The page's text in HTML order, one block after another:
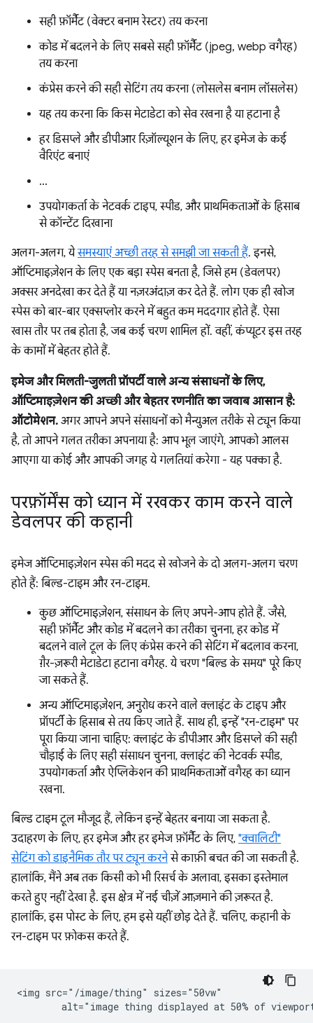
सही फ़ॉर्मैट (वेक्टर बनाम रेस्टर) तय करना
कोड में बदलने के लिए सबसे सही फ़ॉर्मैट (jpeg, webp वगैरह)
तय करना
कंप्रेस करने की सही सेटिंग तय करना (लोसलेस बनाम लॉसलेस)
यह तय करना कि किस मेटाडेटा को सेव रखना है या हटाना है
हर डिसप्ले और डीपीआर रिज़ॉल्यूशन के लिए, हर इमेज के कई
वैरिएंट बनाएं
...
उपयोगकर्ता के नेटवर्क टाइप, स्पीड, और प्राथमिकताओं के हिसाब
से कॉन्टेंट दिखाना
अलग-अलग, येसमस्याएं अच्छी तरह से समझी जा सकती हैं. इनसे,
ऑप्टिमाइज़ेशन के लिए एक बड़ा स्पेस बनता है, जिसे हम (डेवलपर)
अक्सर अनदेखा कर देते हैं या नज़रअंदाज़ कर देते हैं. लोग एक ही खोज
स्पेस को बार-बार एक्सप्लोर करने में बहुत कम मददगार होते हैं. ऐसा
खास तौर पर तब होता है, जब कई चरण शामिल हों. वहीं, कंप्यूटर इस तरह
के कामों में बेहतर होते हैं.
इमेज और मिलती-जुलती प्रॉपर्टी वाले अन्य संसाधनों के लिए,
ऑप्टिमाइज़ेशन की अच्छी और बेहतर रणनीति का जवाब आसान है:
ऑटोमेशन. अगर आपने अपने संसाधनों को मैन्युअल तरीके से ट्यून किया
है, तो आपने गलत तरीका अपनाया है: आप भूल जाएंगे, आपको आलस
आएगा या कोई और आपकी जगह ये गलतियां करेगा - यह पक्का है.
परफ़ॉर्मेंस को ध्यान में रखकर काम करने वाले
डेवलपर की कहानी
इमेज ऑप्टिमाइज़ेशन स्पेस की मदद से खोजने के दो अलग-अलग चरण
होते हैं: बिल्ड-टाइम और रन-टाइम.
कुछ ऑप्टिमाइज़ेशन, संसाधन के लिए अपने-आप होते हैं. जैसे,
सही फ़ॉर्मैट और कोड में बदलने का तरीका चुनना, हर कोड में
बदलने वाले टूल के लिए कंप्रेस करने की सेटिंग में बदलाव करना,
ग़ैर-ज़रूरी मेटाडेटा हटाना वगैरह. ये चरण "बिल्ड के समय" पूरे किए
जा सकते हैं.
अन्य ऑप्टिमाइज़ेशन, अनुरोध करने वाले क्लाइंट के टाइप और
प्रॉपर्टी के हिसाब से तय किए जाते हैं. साथ ही, इन्हें "रन-टाइम" पर
पूरा किया जाना चाहिए: क्लाइंट के डीपीआर और डिसप्ले की सही
चौड़ाई के लिए सही संसाधन चुनना, क्लाइंट की नेटवर्क स्पीड,
उपयोगकर्ता और ऐप्लिकेशन की प्राथमिकताओं वगैरह का ध्यान
रखना.
बिल्ड टाइम टूल मौजूद हैं, लेकिन इन्हें बेहतर बनाया जा सकता है.
उदाहरण के लिए, हर इमेज और हर इमेज फ़ॉर्मैट के लिए, "क्वालिटी"
सेटिंग को डाइनैमिक तौर पर ट्यून करनेसे काफ़ी बचत की जा सकती है.
हालांकि, मैंने अब तक किसी को भी रिसर्च के अलावा, इसका इस्तेमाल
करते हुए नहीं देखा है. इस क्षेत्र में नई चीज़ें आज़माने की ज़रूरत है.
हालांकि, इस पोस्ट के लिए, हम इसे यहीं छोड़ देते हैं. चलिए, कहानी के
रन-टाइम पर फ़ोकस करते हैं.
<img src="/image/thing" sizes="50vw"